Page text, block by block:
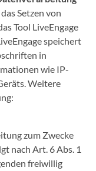
Setzen von
Tool LiveEngage
speichert
in
wie IP-
Weitere
zum Zwecke
nach Art. 6 Abs. 1
freiwillig